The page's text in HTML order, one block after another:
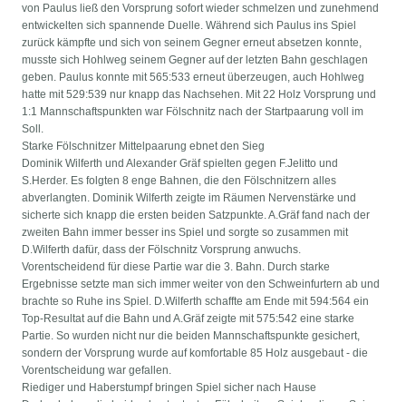
von Paulus ließ den Vorsprung sofort wieder schmelzen und zunehmend
entwickelten sich spannende Duelle. Während sich Paulus ins Spiel
zurück kämpfte und sich von seinem Gegner erneut absetzen konnte,
musste sich Hohlweg seinem Gegner auf der letzten Bahn geschlagen
geben. Paulus konnte mit 565:533 erneut überzeugen, auch Hohlweg
hatte mit 529:539 nur knapp das Nachsehen. Mit 22 Holz Vorsprung und
1:1 Mannschaftspunkten war Fölschnitz nach der Startpaarung voll im
Soll.
Starke Fölschnitzer Mittelpaarung ebnet den Sieg
Dominik Wilferth und Alexander Gräf spielten gegen F.Jelitto und
S.Herder. Es folgten 8 enge Bahnen, die den Fölschnitzern alles
abverlangten. Dominik Wilferth zeigte im Räumen Nervenstärke und
sicherte sich knapp die ersten beiden Satzpunkte. A.Gräf fand nach der
zweiten Bahn immer besser ins Spiel und sorgte so zusammen mit
D.Wilferth dafür, dass der Fölschnitz Vorsprung anwuchs.
Vorentscheidend für diese Partie war die 3. Bahn. Durch starke
Ergebnisse setzte man sich immer weiter von den Schweinfurtern ab und
brachte so Ruhe ins Spiel. D.Wilferth schaffte am Ende mit 594:564 ein
Top-Resultat auf die Bahn und A.Gräf zeigte mit 575:542 eine starke
Partie. So wurden nicht nur die beiden Mannschaftspunkte gesichert,
sondern der Vorsprung wurde auf komfortable 85 Holz ausgebaut - die
Vorentscheidung war gefallen.
Riediger und Haberstumpf bringen Spiel sicher nach Hause